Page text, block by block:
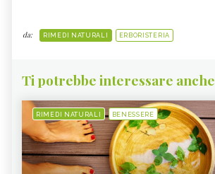
da: RIMEDI NATURALI ERBORISTERIA
Ti potrebbe interessare anche
RIMEDI NATURALI BENESSERE